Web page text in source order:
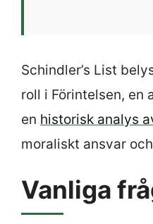
Schindler’s List
roll i Förintelsen, en
en historisk analys
moraliskt ansvar
Vanliga